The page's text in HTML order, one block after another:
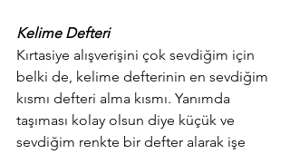
Kelime Defteri
Kırtasiye alışverişini çok sevdiğim için
belki de, kelime defterinin en sevdiğim
kısmı defteri alma kısmı. Yanımda
taşıması kolay olsun diye küçük ve
sevdiğim renkte bir defter alarak işe